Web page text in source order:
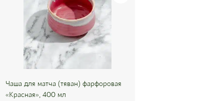
Чаша для матча (тяван) фарфоровая
«Красная», 400 мл